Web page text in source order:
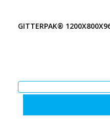
GITTERPAK®